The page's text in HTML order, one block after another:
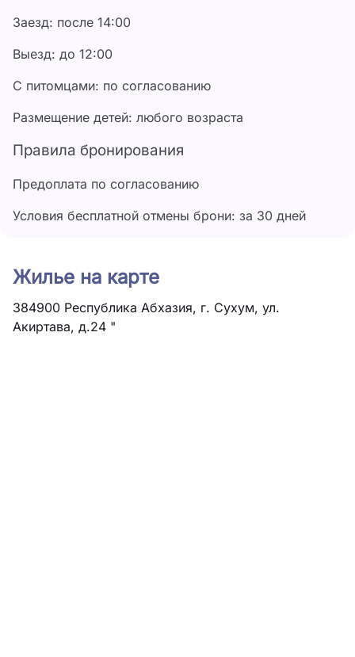
столовый санатория. Кроме этого, есть бар и кафе,
где готовят блюда абхазской кухни.
беседки, уголки отдыха, массажный кабинет и
салон красоты. Для любителей активного отдыха
функционируют, площадки для игры в баскетбол и
волейбол, теннис и настольный теннис. Для юных
площадка на свежем воздухе.
лежаками и зонтами. На берегу есть спасательный
аттракционы.
Заезд: после 14:00
Выезд: до 12:00
С питомцами: по согласованию
Размещение детей: любого возраста
Правила бронирования
Предоплата по согласованию
Условия бесплатной отмены брони: за 30 дней
Жилье на карте
384900 Республика Абхазия, г. Сухум, ул.
Акиртава, д.24 "